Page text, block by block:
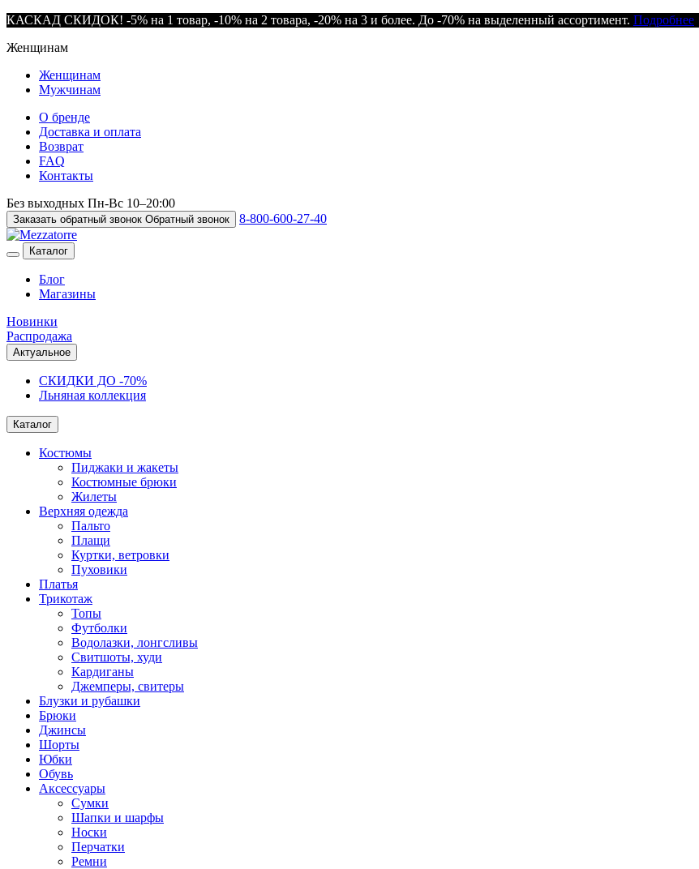
КАСКАД СКИДОК! -5% на 1 товар, -10% на 2 товара, -20% на 3 и более. До -70% на выделенный ассортимент. Подробнее
Женщинам
Женщинам
Мужчинам
О бренде
Доставка и оплата
Возврат
FAQ
Контакты
Без выходных Пн-Вс 10–20:00
Заказать обратный звонок Обратный звонок 8-800-600-27-40
Каталог
Блог
Магазины
Новинки
Распродажа
Актуальное
СКИДКИ ДО -70%
Льняная коллекция
Каталог
Костюмы
Пиджаки и жакеты
Костюмные брюки
Жилеты
Верхняя одежда
Пальто
Плащи
Куртки, ветровки
Пуховики
Платья
Трикотаж
Топы
Футболки
Водолазки, лонгсливы
Свитшоты, худи
Кардиганы
Джемперы, свитеры
Блузки и рубашки
Брюки
Джинсы
Шорты
Юбки
Обувь
Аксессуары
Сумки
Шапки и шарфы
Носки
Перчатки
Ремни